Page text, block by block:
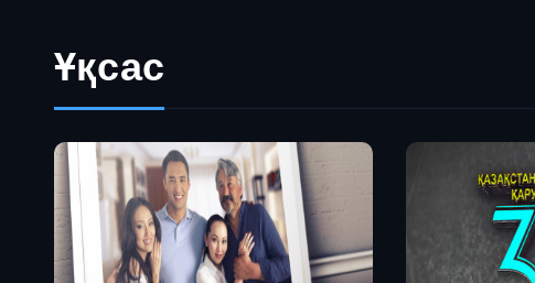
Ұқсас